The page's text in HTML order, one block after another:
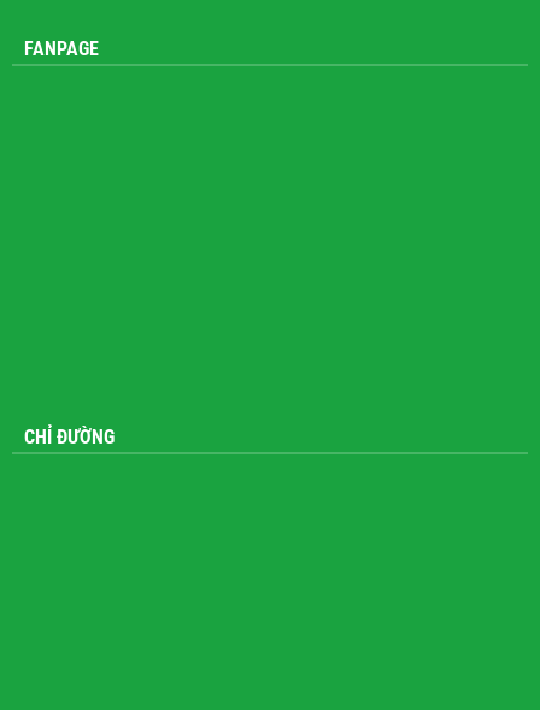
FANPAGE
CHỈ ĐƯỜNG